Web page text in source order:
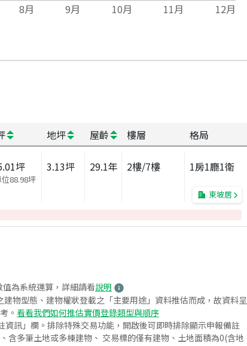
8月 9月 10月 11月 12月
地坪 屋齡 樓層 格局
坪
88.98坪
3.13坪 29.1年 2樓/7樓 1房1廳1衛
東坡居
值為系統運算，詳細請看說明
物型態、建物權狀登載之「主要用途」資料推估而成，故資料呈
。 看看我們如何推估實價登錄類型與順序
訊」欄。排除特殊交易功能，開啟後可即時排除顯示申報備註
含多筆土地或多棟建物、 交易標的僅有建物、土地面積為0(含地